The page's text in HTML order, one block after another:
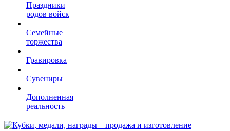
Праздники
родов войск
Семейные
торжества
Гравировка
Сувениры
Дополненная
реальность